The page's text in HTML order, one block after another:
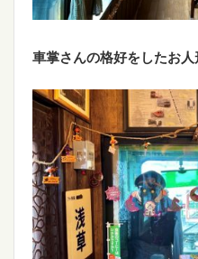
車掌さんの格好をしたお人